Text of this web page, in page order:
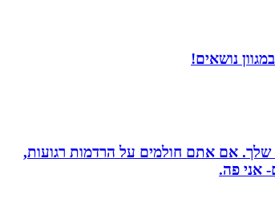
נושאים!
שלך. אם אתם חולמים על הרדמות רגועות,
אני פה.